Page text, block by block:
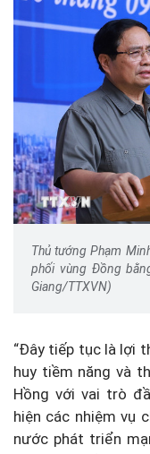
Thủ tướng Phạm
phối vùng Đồng
Giang/TTXVN)
“Đây tiếp tục là lợi
huy tiềm năng và
Hồng với vai trò
hiện các nhiệm vụ
nước phát triển